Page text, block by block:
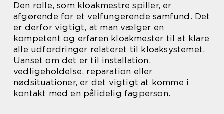
Den rolle, som kloakmestre spiller, er
afgørende for et velfungerende samfund. Det
er derfor vigtigt, at man vælger en
kompetent og erfaren kloakmester til at klare
alle udfordringer relateret til kloaksystemet.
Uanset om det er til installation,
vedligeholdelse, reparation eller
nødsituationer, er det vigtigt at komme i
kontakt med en pålidelig fagperson.